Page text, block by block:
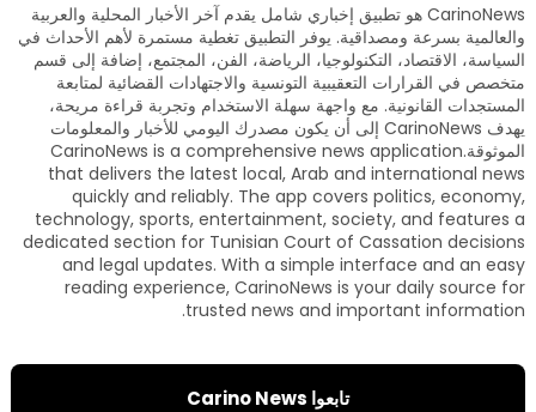
CarinoNews هو تطبيق إخباري شامل يقدم آخر الأخبار المحلية والعربية
والعالمية بسرعة ومصداقية. يوفر التطبيق تغطية مستمرة لأهم الأحداث في
السياسة، الاقتصاد، التكنولوجيا، الرياضة، الفن، المجتمع، إضافة إلى قسم
متخصص في القرارات التعقيبية التونسية والاجتهادات القضائية لمتابعة
المستجدات القانونية. مع واجهة سهلة الاستخدام وتجربة قراءة مريحة،
يهدف CarinoNews إلى أن يكون مصدرك اليومي للأخبار والمعلومات
الموثوقة.CarinoNews is a comprehensive news application
that delivers the latest local, Arab and international news
quickly and reliably. The app covers politics, economy,
technology, sports, entertainment, society, and features a
dedicated section for Tunisian Court of Cassation decisions
and legal updates. With a simple interface and an easy
reading experience, CarinoNews is your daily source for
trusted news and important information.
تابعوا Carino News